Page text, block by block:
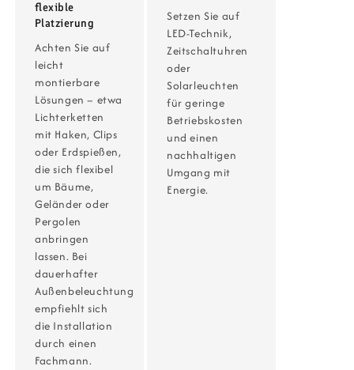
flexible
Platzierung
Achten Sie auf
leicht
montierbare
Lösungen – etwa
Lichterketten
mit Haken, Clips
oder Erdspießen,
die sich flexibel
um Bäume,
Geländer oder
Pergolen
anbringen
lassen. Bei
dauerhafter
Außenbeleuchtung
empfiehlt sich
die Installation
durch einen
Fachmann.
Setzen Sie auf
LED-Technik,
Zeitschaltuhren
oder
Solarleuchten
für geringe
Betriebskosten
und einen
nachhaltigen
Umgang mit
Energie.